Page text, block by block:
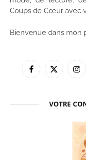
Coups de Cœur avec
Bienvenue dans mon
Facebook
X
VOTRE